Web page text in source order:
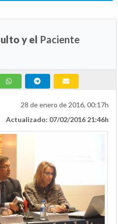
y el Paciente
28 de enero de 2016, 00:17h
Actualizado: 07/02/2016 21:46h